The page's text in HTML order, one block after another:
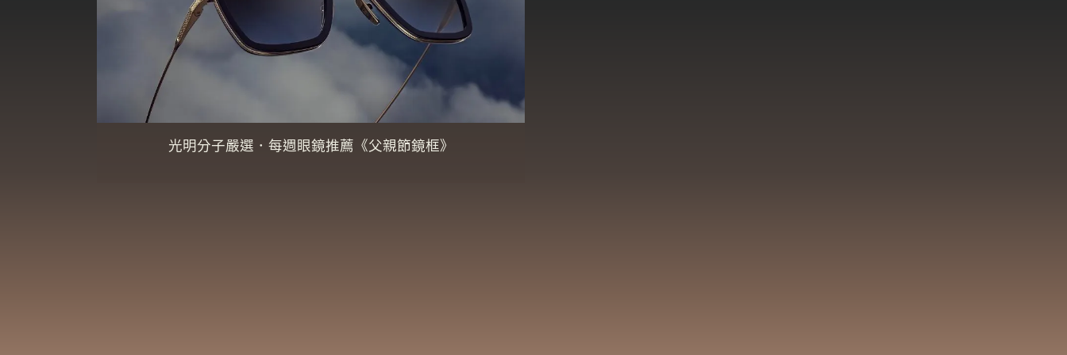
光明分子嚴選．每週眼鏡推薦《父親節鏡框》